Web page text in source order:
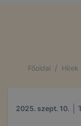
Főoldal / Hírek
2025. szept. 10.